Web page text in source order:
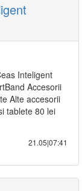
Inteligent
Accesorii
Alte accesorii
tablete 80 lei
21.05|07:41